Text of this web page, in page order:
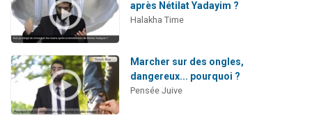
après Nétilat Yadayim ?
Halakha Time
Marcher sur des ongles,
dangereux... pourquoi ?
Pensée Juive